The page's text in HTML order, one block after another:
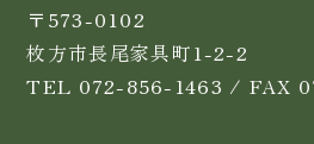
〒573-0102
枚方市長尾家具町1-2-2
TEL 072-856-1463 / FAX